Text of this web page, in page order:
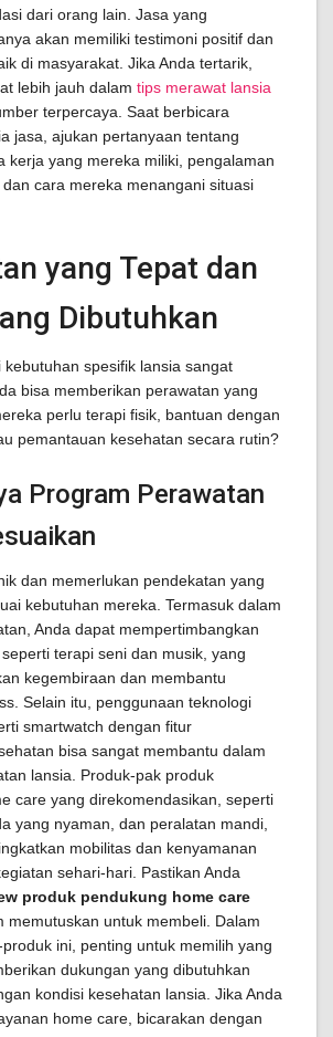
dari orang lain. Jasa yang
akan memiliki testimoni positif dan
di masyarakat. Jika Anda tertarik,
lebih jauh dalam tips merawat lansia
terpercaya. Saat berbicara
jasa, ajukan pertanyaan tentang
kerja yang mereka miliki, pengalaman
cara mereka menangani situasi
yang Tepat dan
Dibutuhkan
kebutuhan spesifik lansia sangat
bisa memberikan perawatan yang
perlu terapi fisik, bantuan dengan
pemantauan kesehatan secara rutin?
Program Perawatan
dan memerlukan pendekatan yang
kebutuhan mereka. Termasuk dalam
Anda dapat mempertimbangkan
terapi seni dan musik, yang
kegembiraan dan membantu
Selain itu, penggunaan teknologi
smartwatch dengan fitur
bisa sangat membantu dalam
lansia. Produk-pak produk
care yang direkomendasikan, seperti
yang nyaman, dan peralatan mandi,
mobilitas dan kenyamanan
sehari-hari. Pastikan Anda
produk pendukung home care
memutuskan untuk membeli. Dalam
ini, penting untuk memilih yang
dukungan yang dibutuhkan
kondisi kesehatan lansia. Jika Anda
home care, bicarakan dengan